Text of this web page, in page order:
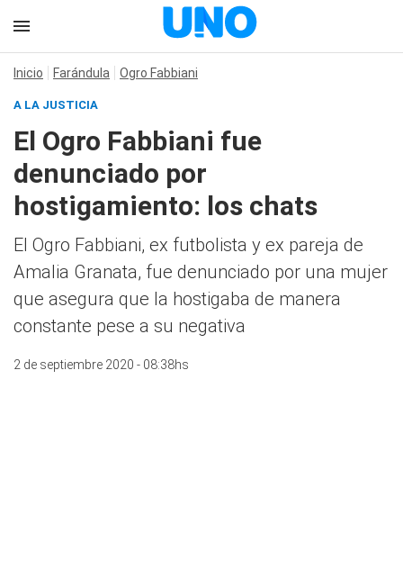
Inicio Farándula Ogro Fabbiani
A LA JUSTICIA
El Ogro Fabbiani fue
denunciado por
hostigamiento: los chats
El Ogro Fabbiani, ex futbolista y ex pareja de
Amalia Granata, fue denunciado por una mujer
que asegura que la hostigaba de manera
constante pese a su negativa
2 de septiembre 2020 - 08:38hs